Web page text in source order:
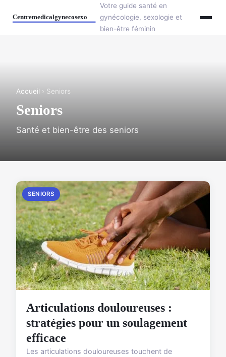
Votre guide santé en
gynécologie, sexologie et
bien-être féminin
Accueil › Seniors
Seniors
Santé et bien-être des seniors
SENIORS
Articulations douloureuses :
stratégies pour un soulagement
efficace
Les articulations douloureuses touchent de